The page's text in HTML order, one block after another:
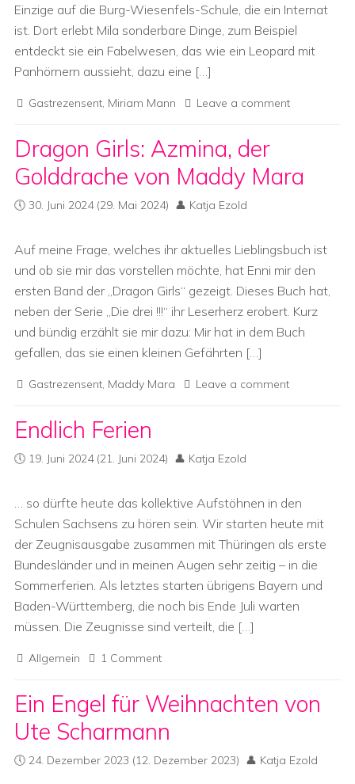
Einzige auf die Burg-Wiesenfels-Schule, die ein Internat
ist. Dort erlebt Mila sonderbare Dinge, zum Beispiel
entdeckt sie ein Fabelwesen, das wie ein Leopard mit
Panhörnern aussieht, dazu eine […]
Gastrezensent, Miriam Mann Leave a comment
Dragon Girls: Azmina, der
Golddrache von Maddy Mara
30. Juni 2024(29. Mai 2024) Katja Ezold
Auf meine Frage, welches ihr aktuelles Lieblingsbuch ist
und ob sie mir das vorstellen möchte, hat Enni mir den
ersten Band der „Dragon Girls“ gezeigt. Dieses Buch hat,
neben der Serie „Die drei !!!“ ihr Leserherz erobert. Kurz
und bündig erzählt sie mir dazu: Mir hat in dem Buch
gefallen, das sie einen kleinen Gefährten […]
Gastrezensent, Maddy Mara Leave a comment
Endlich Ferien
19. Juni 2024(21. Juni 2024) Katja Ezold
… so dürfte heute das kollektive Aufstöhnen in den
Schulen Sachsens zu hören sein. Wir starten heute mit
der Zeugnisausgabe zusammen mit Thüringen als erste
Bundesländer und in meinen Augen sehr zeitig – in die
Sommerferien. Als letztes starten übrigens Bayern und
Baden-Württemberg, die noch bis Ende Juli warten
müssen. Die Zeugnisse sind verteilt, die […]
Allgemein 1 Comment
Ein Engel für Weihnachten von
Ute Scharmann
24. Dezember 2023 (12. Dezember 2023) Katja Ezold